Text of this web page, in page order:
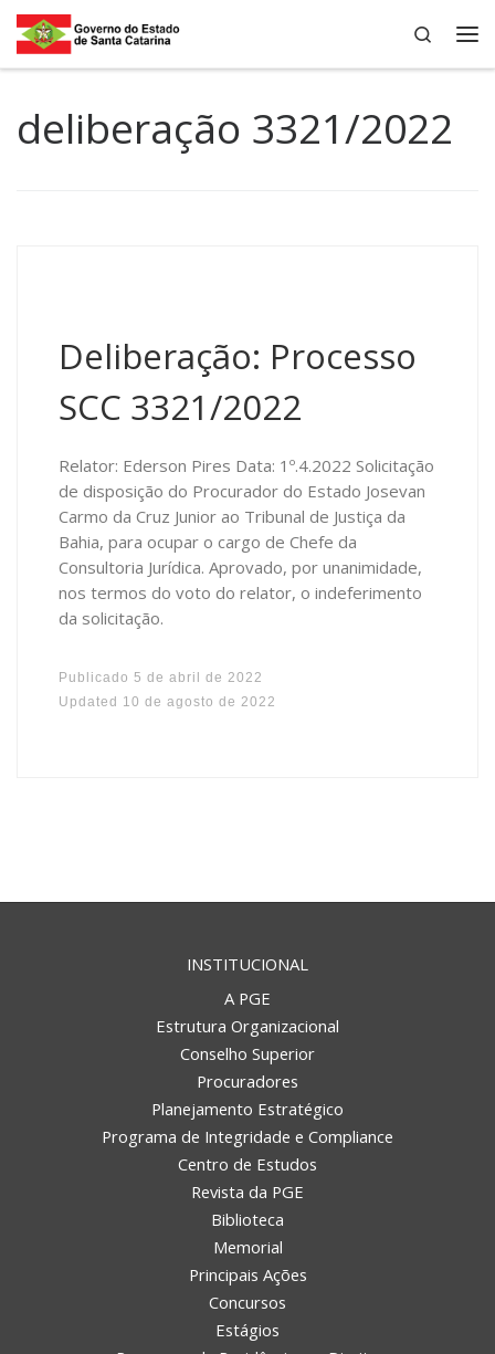
Skip to content
Search
deliberação 3321/2022
Deliberação: Processo
SCC 3321/2022
Relator: Ederson Pires Data: 1º.4.2022 Solicitação
de disposição do Procurador do Estado Josevan
Carmo da Cruz Junior ao Tribunal de Justiça da
Bahia, para ocupar o cargo de Chefe da
Consultoria Jurídica. Aprovado, por unanimidade,
nos termos do voto do relator, o indeferimento
da solicitação.
Publicado 5 de abril de 2022
Updated 10 de agosto de 2022
INSTITUCIONAL
A PGE
Estrutura Organizacional
Conselho Superior
Procuradores
Planejamento Estratégico
Programa de Integridade e Compliance
Centro de Estudos
Revista da PGE
Biblioteca
Memorial
Principais Ações
Concursos
Estágios